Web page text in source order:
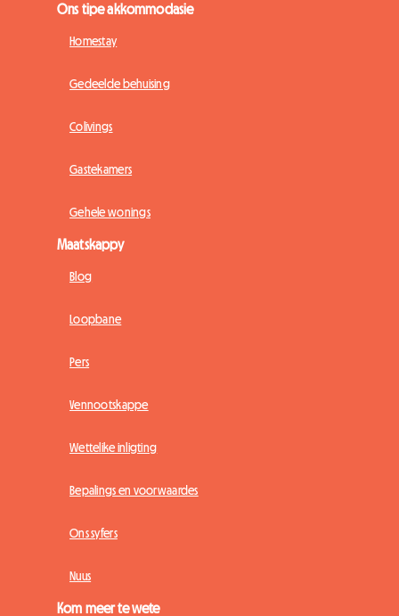
Ons tipe akkommodasie
Homestay
Gedeelde behuising
Colivings
Gastekamers
Gehele wonings
Maatskappy
Blog
Loopbane
Pers
Vennootskappe
Wettelike inligting
Bepalings en voorwaardes
Ons syfers
Nuus
Kom meer te wete